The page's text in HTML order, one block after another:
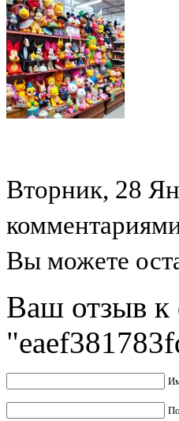
Вторник, 28
Вы можете
Ваш отзыв к